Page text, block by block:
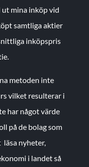
mina inköp vid
samtliga aktier
inköpspris
metoden inte
vilket resulterar i
har något värde
på de bolag som
läsa nyheter,
i landet så